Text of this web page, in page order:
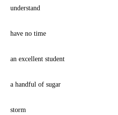
understand
have no time
an excellent student
a handful of sugar
storm